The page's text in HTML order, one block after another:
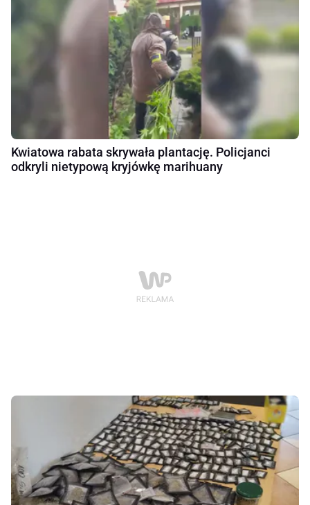
Kwiatowa rabata skrywała plantację. Policjanci
odkryli nietypową kryjówkę marihuany